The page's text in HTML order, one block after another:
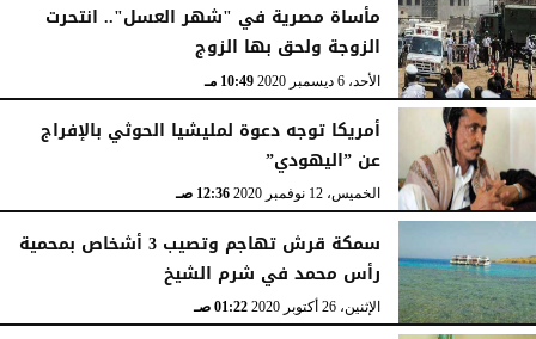
مأساة مصرية في "شهر العسل".. انتحرت
الزوجة ولحق بها الزوج
الأحد، 6 ديسمبر 2020 10:49 مـ
أمريكا توجه دعوة لمليشيا الحوثي بالإفراج
عن ”اليهودي”
الخميس، 12 نوفمبر 2020 12:36 صـ
سمكة قرش تهاجم وتصيب 3 أشخاص بمحمية
رأس محمد في شرم الشيخ
الإثنين، 26 أكتوبر 2020 01:22 صـ